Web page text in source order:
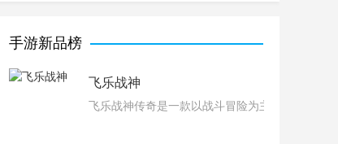
手游新品榜
飞乐战神
飞乐战神传奇是一款以战斗冒险为主题的游戏。